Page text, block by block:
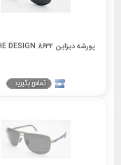
پورشه دیزاین 8632 PORCHE DESIGN